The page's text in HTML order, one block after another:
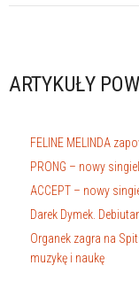
ARTYKUŁY
FELINE MELINDA
PRONG – nowy
ACCEPT – nowy
Darek Dymek.
Organek zagra na
muzykę i naukę